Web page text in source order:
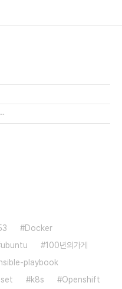
Docker
ubuntu
100년의가게
playbook
k8s
Openshift